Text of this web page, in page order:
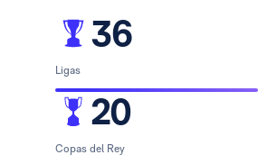
36
Ligas
20
Copas del Rey